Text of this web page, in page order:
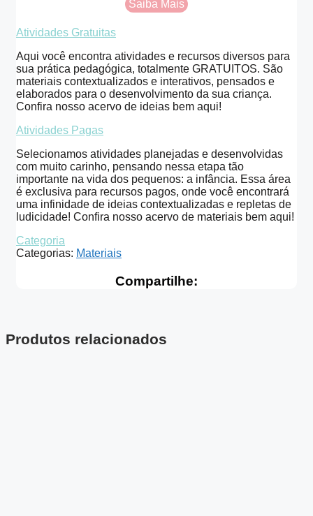
Saiba Mais
Atividades Gratuitas
Aqui você encontra atividades e recursos diversos para
sua prática pedagógica, totalmente GRATUITOS. São
materiais contextualizados e interativos, pensados e
elaborados para o desenvolvimento da sua criança.
Confira nosso acervo de ideias bem aqui!
Atividades Pagas
Selecionamos atividades planejadas e desenvolvidas
com muito carinho, pensando nessa etapa tão
importante na vida dos pequenos: a infância. Essa área
é exclusiva para recursos pagos, onde você encontrará
uma infinidade de ideias contextualizadas e repletas de
ludicidade! Confira nosso acervo de materiais bem aqui!
Categoria
Categorias: Materiais
Compartilhe:
Produtos relacionados